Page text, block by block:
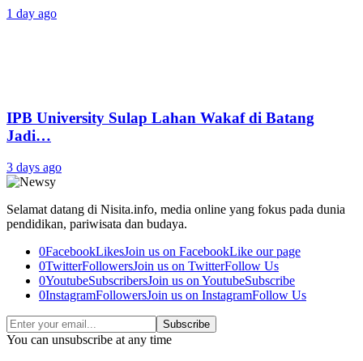
1 day ago
IPB University Sulap Lahan Wakaf di Batang
Jadi…
3 days ago
Selamat datang di Nisita.info, media online yang fokus pada dunia
pendidikan, pariwisata dan budaya.
0FacebookLikesJoin us on FacebookLike our page
0TwitterFollowersJoin us on TwitterFollow Us
0YoutubeSubscribersJoin us on YoutubeSubscribe
0InstagramFollowersJoin us on InstagramFollow Us
Subscribe
You can unsubscribe at any time